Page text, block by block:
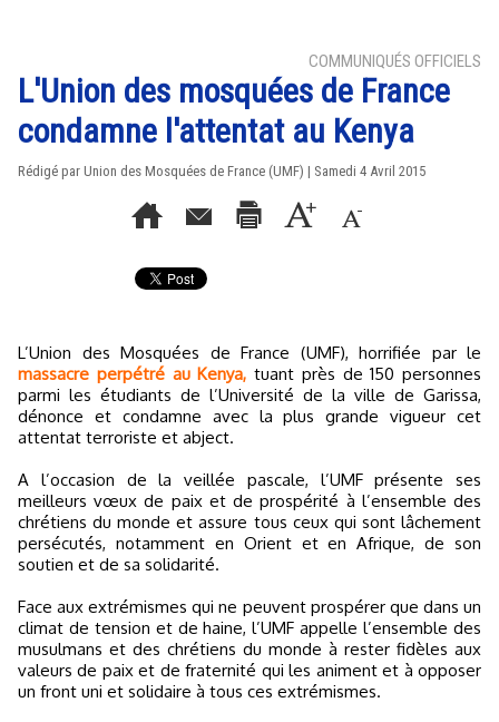
COMMUNIQUÉS OFFICIELS
L'Union des mosquées de France
condamne l'attentat au Kenya
Rédigé par Union des Mosquées de France (UMF) | Samedi 4 Avril 2015
L’Union des Mosquées de France (UMF), horrifiée par le
massacre perpétré au Kenya, tuant près de 150 personnes
parmi les étudiants de l’Université de la ville de Garissa,
dénonce et condamne avec la plus grande vigueur cet
attentat terroriste et abject.
A l’occasion de la veillée pascale, l’UMF présente ses
meilleurs vœux de paix et de prospérité à l’ensemble des
chrétiens du monde et assure tous ceux qui sont lâchement
persécutés, notamment en Orient et en Afrique, de son
soutien et de sa solidarité.
Face aux extrémismes qui ne peuvent prospérer que dans un
climat de tension et de haine, l’UMF appelle l’ensemble des
musulmans et des chrétiens du monde à rester fidèles aux
valeurs de paix et de fraternité qui les animent et à opposer
un front uni et solidaire à tous ces extrémismes.